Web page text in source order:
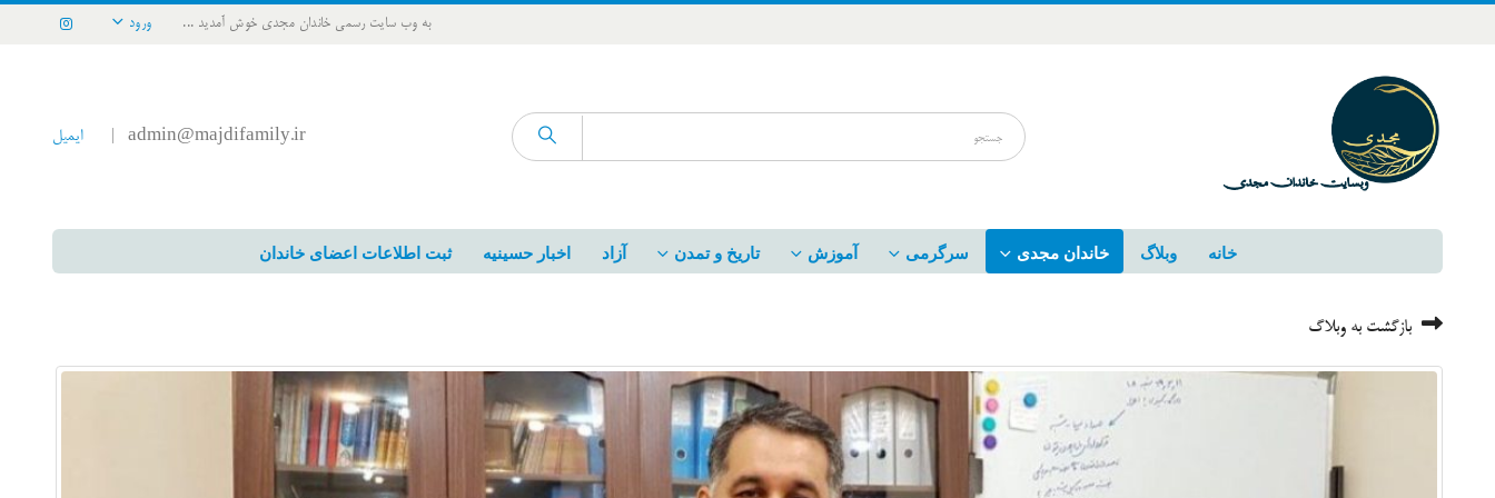
به وب سایت رسمی خاندان مجدی خوش آمدید ... ورود
admin@majdifamily.ir ایمیل
خانه وبلاگ خاندان مجدی سرگرمی آموزش تاریخ و تمدن آزاد اخبار حسینیه ثبت اطلاعات اعضای خاندان
بازگشت به وبلاگ